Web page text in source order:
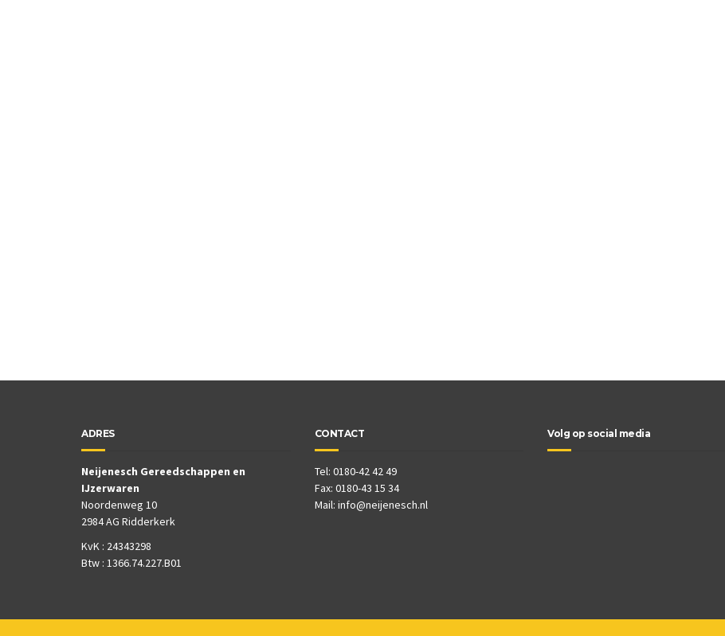
ADRES
Neijenesch Gereedschappen en
IJzerwaren
Noordenweg 10
2984 AG Ridderkerk
KvK : 24343298
Btw : 1366.74.227.B01
CONTACT
Tel: 0180-42 42 49
Fax: 0180-43 15 34
Mail: info@neijenesch.nl
Volg op social media